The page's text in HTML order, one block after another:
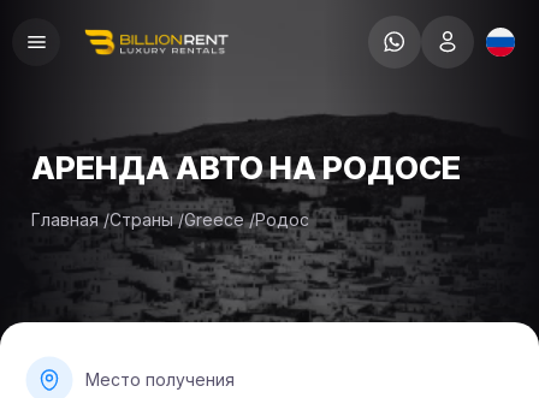
АРЕНДА АВТО НА РОДОСЕ
Главная /Страны /Greece /Родос
Место получения